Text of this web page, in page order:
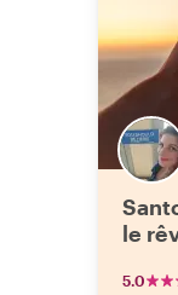
le
5.0